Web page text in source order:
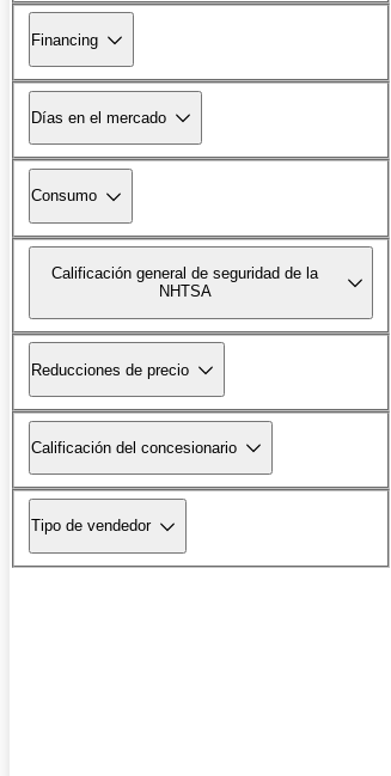
Financing
Días en el mercado
Consumo
Calificación general de seguridad de la
NHTSA
Reducciones de precio
Calificación del concesionario
Tipo de vendedor